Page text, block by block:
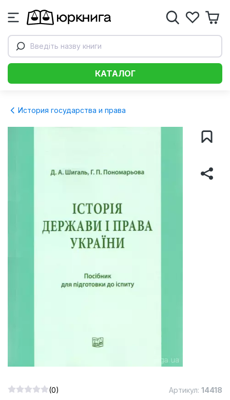
Введіть назву книги
КАТАЛОГ
История государства и права
(0) Артикул: 14418